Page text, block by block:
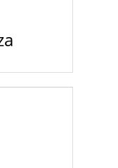
appena
Selena